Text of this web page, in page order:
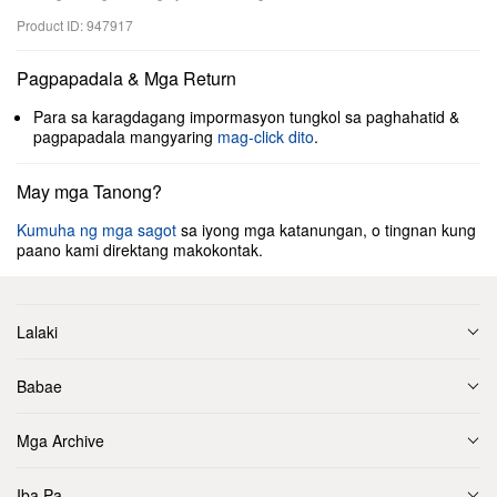
Product ID: 947917
Pagpapadala & Mga Return
Para sa karagdagang impormasyon tungkol sa paghahatid &
pagpapadala mangyaring mag-click dito.
May mga Tanong?
Kumuha ng mga sagot sa iyong mga katanungan, o tingnan kung
paano kami direktang makokontak.
Lalaki
Babae
Mga Archive